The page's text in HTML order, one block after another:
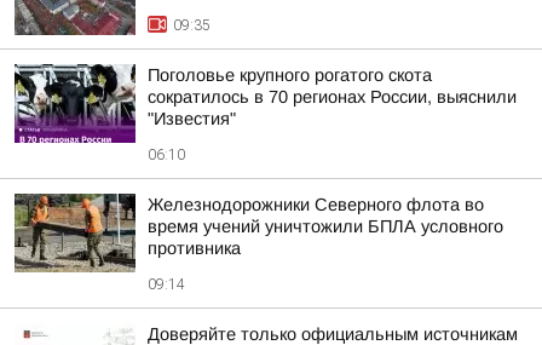
09:35
Поголовье крупного рогатого скота
сократилось в 70 регионах России, выяснили
"Известия"
06:10
Железнодорожники Северного флота во
время учений уничтожили БПЛА условного
противника
09:14
Доверяйте только официальным источникам